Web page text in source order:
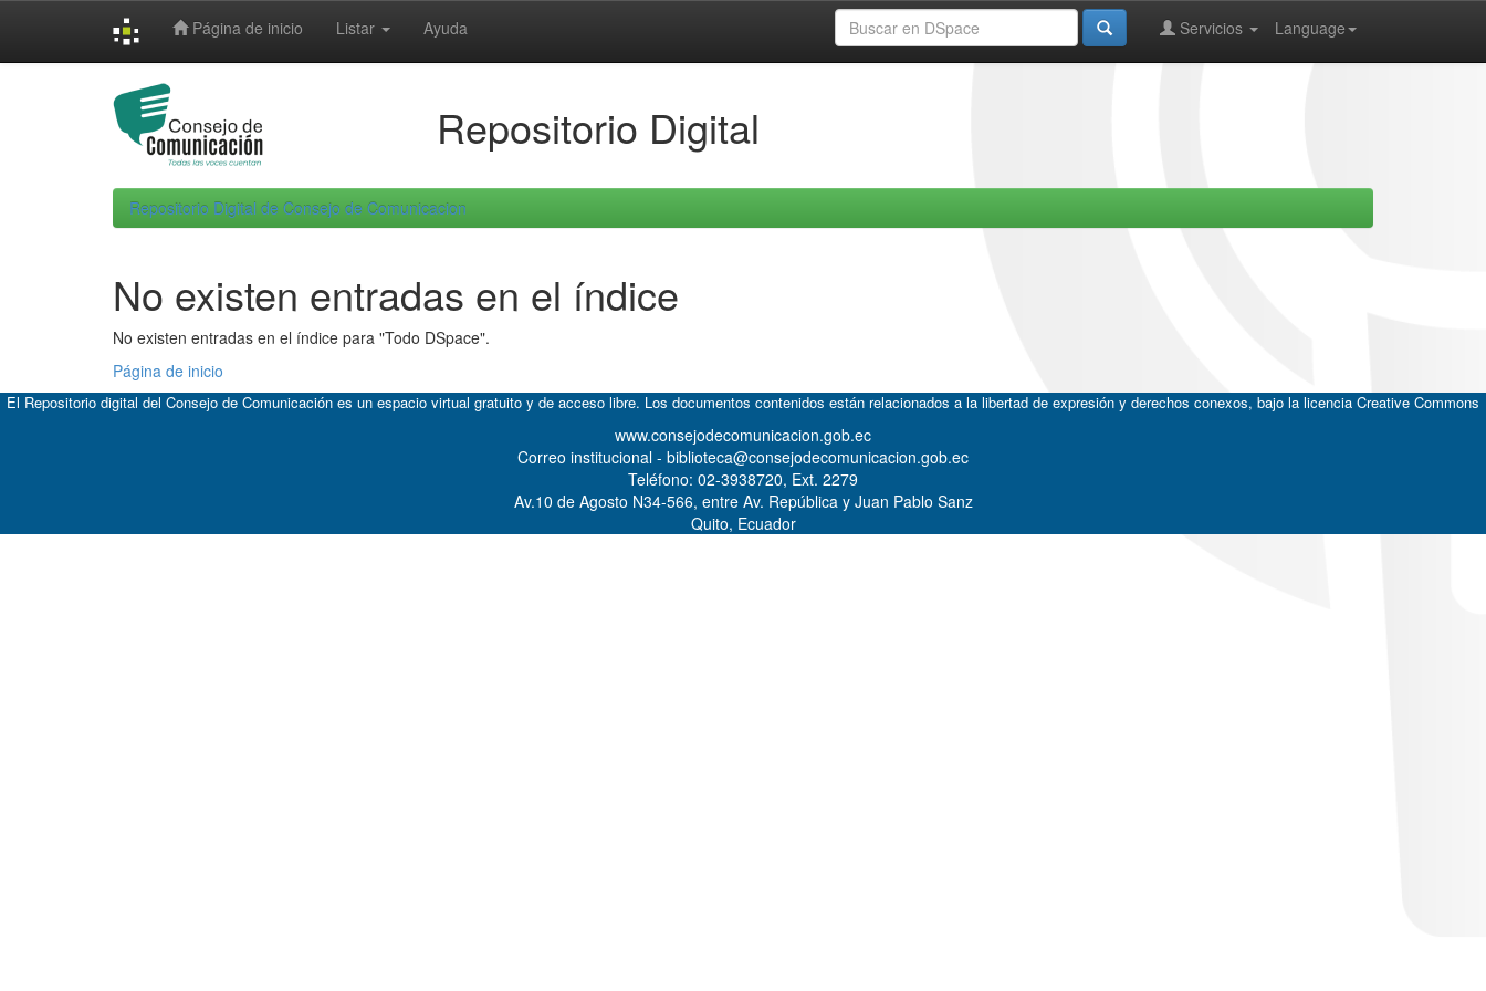
Página de inicio Listar Ayuda Language
Servicios
Repositorio Digital
Repositorio Digital de Consejo de Comunicacion
No existen entradas en el índice
No existen entradas en el índice para "Todo DSpace".
Página de inicio
El Repositorio digital del Consejo de Comunicación es un espacio virtual gratuito y de acceso libre. Los documentos contenidos están relacionados a la libertad de expresión y derechos conexos, bajo la licencia Creative Commons
www.consejodecomunicacion.gob.ec
Correo institucional - biblioteca@consejodecomunicacion.gob.ec
Teléfono: 02-3938720, Ext. 2279
Av.10 de Agosto N34-566, entre Av. República y Juan Pablo Sanz
Quito, Ecuador